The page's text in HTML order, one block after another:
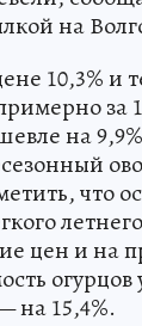
на
10,3% и
за
на
что
цен и на
огурцов
на 15,4%.